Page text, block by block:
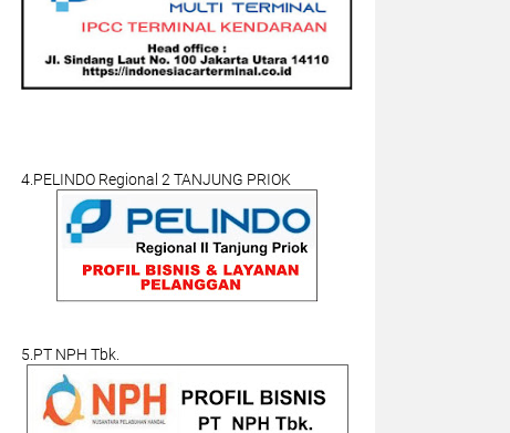
4.PELINDO Regional 2 TANJUNG PRIOK
5.PT NPH Tbk.